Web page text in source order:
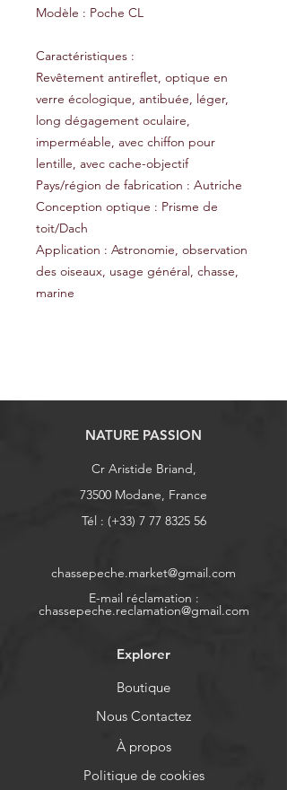
Modèle : Poche CL
Caractéristiques :
Revêtement antireflet, optique en
verre écologique, antibuée, léger,
long dégagement oculaire,
imperméable, avec chiffon pour
lentille, avec cache-objectif
Pays/région de fabrication : Autriche
Conception optique : Prisme de
toit/Dach
Application : Astronomie, observation
des oiseaux, usage général, chasse,
marine
NATURE PASSION
Cr Aristide Briand,
73500 Modane, France
Tél : (+33) 7 77 8325 56
chassepeche.market@gmail.com
E-mail réclamation :
chassepeche.reclamation@gmail.com
Explorer
Boutique
Nous Contactez
À propos
Politique de cookies